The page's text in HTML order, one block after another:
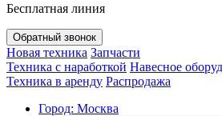
Бесплатная линия
Обратный звонок
Новая техника Запчасти
Техника с наработкой Навесное
Техника в аренду Распродажа
Город: Москва